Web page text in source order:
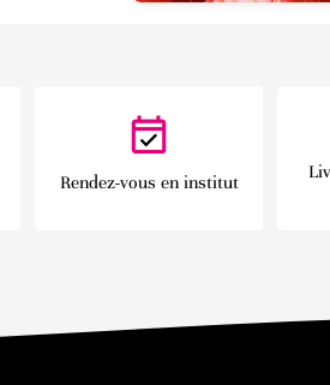
Rendez-vous en institut